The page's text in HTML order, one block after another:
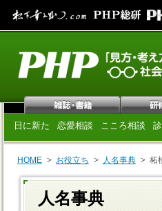
日に新た 恋愛相談 こころ相談
HOME お役立ち 人名事典 柘
人名事典